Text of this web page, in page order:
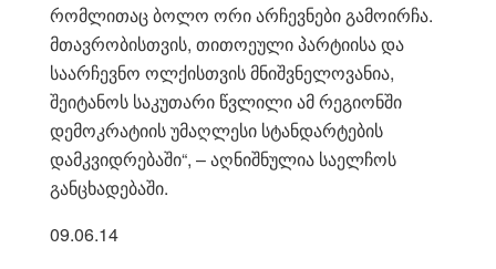
რომლითაც ბოლო ორი არჩევნები გამოირჩა.
მთავრობისთვის, თითოეული პარტიისა და
საარჩევნო ოლქისთვის მნიშვნელოვანია,
შეიტანოს საკუთარი წვლილი ამ რეგიონში
დემოკრატიის უმაღლესი სტანდარტების
დამკვიდრებაში“, – აღნიშნულია საელჩოს
განცხადებაში.
09.06.14